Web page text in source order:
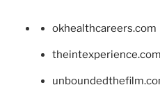
okhealthcareers.com
theintexperience.com